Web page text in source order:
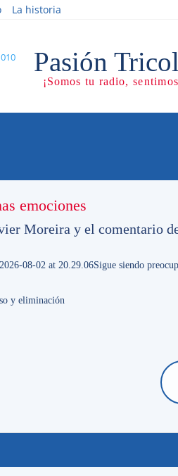
La historia
emociones
Moreira y el comentario
Sigue siendo
y eliminación
DIEGO !!!
diferentes medios de
que venía en otro
motivo de la misma fue reducir